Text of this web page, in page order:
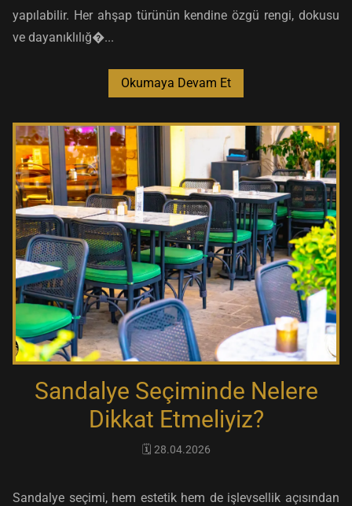
yapılabilir. Her ahşap türünün kendine özgü rengi, dokusu
ve dayanıklılığ�...
Okumaya Devam Et
Sandalye Seçiminde Nelere
Dikkat Etmeliyiz?
🗓️ 28.04.2026
Sandalye seçimi, hem estetik hem de işlevsellik açısından